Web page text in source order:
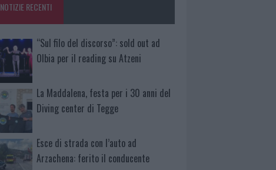
NOTIZIE RECENTI
“Sul filo del discorso”: sold out ad
Olbia per il reading su Atzeni
La Maddalena, festa per i 30 anni del
Diving center di Tegge
Esce di strada con l’auto ad
Arzachena: ferito il conducente